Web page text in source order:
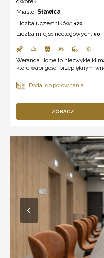
dworek
Miasto: Sławica
Liczba uczestników: 120
Liczba miejsc noclegowych: 50
Weranda Home to niezwykle
które wabi gości przepięknym
ZOBACZ